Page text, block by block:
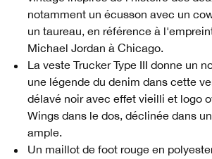
notamment un écusson avec un
un taureau, en référence à
Michael Jordan à Chicago.
La veste Trucker Type III donne un
une légende du denim dans cette
délavé noir avec effet vieilli et logo
Wings dans le dos, déclinée dans
ample.
Un maillot de foot rouge en